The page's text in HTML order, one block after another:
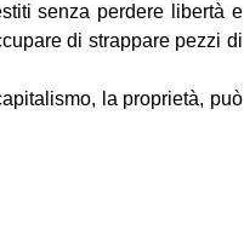
senza perdere libertà e
di strappare pezzi di
la proprietà, può